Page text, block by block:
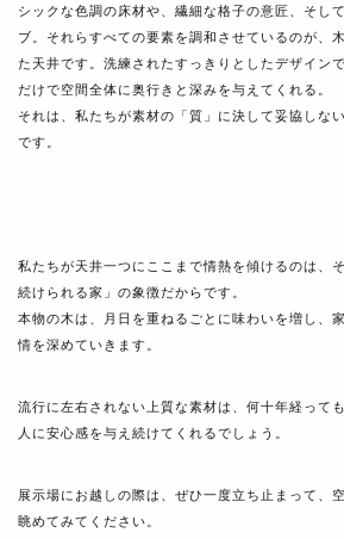
シックな色調の床材や、繊細な格子の意匠、そし
ブ。それらすべての要素を調和させているのが、
た天井です。洗練されたすっきりとしたデザイン
だけで空間全体に奥行きと深みを与えてくれる。
それは、私たちが素材の「質」に決して妥協しな
です。
私たちが天井一つにここまで情熱を傾けるのは、
続けられる家」の象徴だからです。
本物の木は、月日を重ねるごとに味わいを増し、
情を深めていきます。
流行に左右されない上質な素材は、何十年経って
人に安心感を与え続けてくれるでしょう。
展示場にお越しの際は、ぜひ一度立ち止まって、
眺めてみてください。